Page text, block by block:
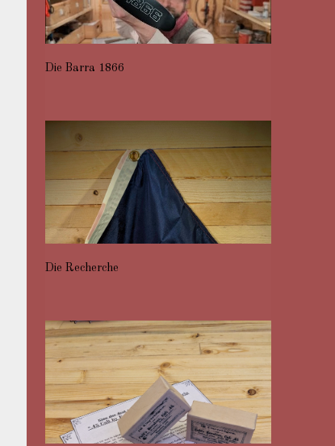
Die Barra 1866
Die Recherche